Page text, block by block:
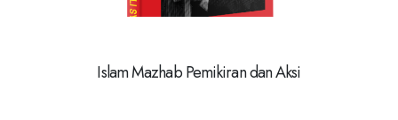
Islam Mazhab Pemikiran dan Aksi